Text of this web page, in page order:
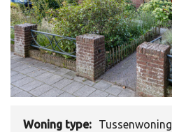
Woning type:
Tussenwoning